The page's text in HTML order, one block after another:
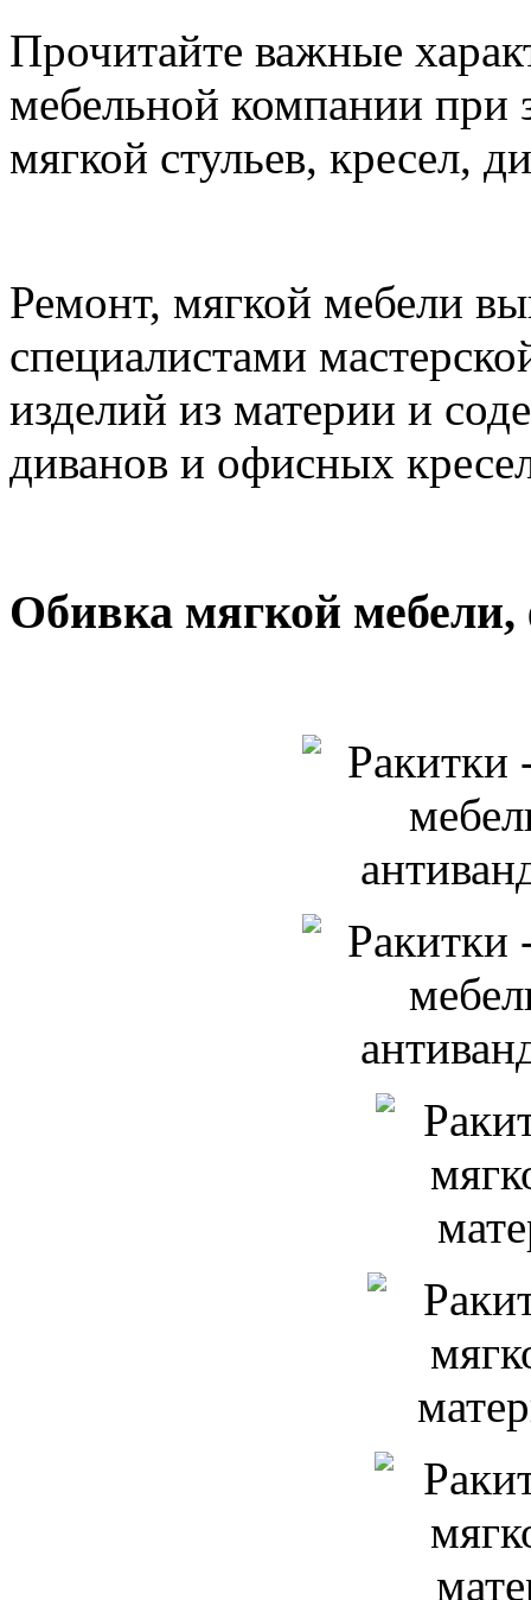
Прочитайте важные
мебельной компании при
мягкой стульев, кресел,
Ремонт, мягкой мебели
специалистами
изделий из материи и
диванов и офисных
Обивка мягкой мебели,